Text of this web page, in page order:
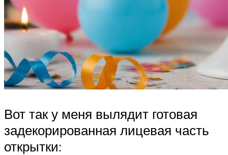
Вот так у меня вылядит готовая
задекорированная лицевая часть
открытки: